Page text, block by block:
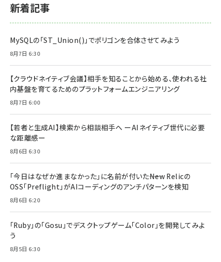
新着記事
MySQLの「ST_Union()」でポリゴンを合体させてみよう
8月7日 6:30
【クラウドネイティブ会議】相手を知ることから始める、使われる社
内基盤を育てるためのプラットフォームエンジニアリング
8月7日 6:00
【若者と生成AI】検索から相談相手へ ーAIネイティブ世代に必要
な距離感ー
8月6日 6:30
「今日はなぜか進まなかった」に名前が付いた――New Relicの
OSS「Preflight」がAIコーディングのアンチパターンを検知
8月6日 6:20
「Ruby」の「Gosu」でデスクトップゲーム「Color」を開発してみよ
う
8月5日 6:30